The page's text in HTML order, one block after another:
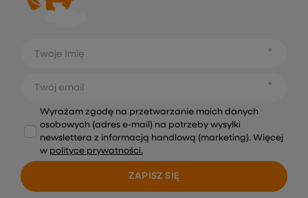
Twoje Imię
Twój email
Wyrażam zgodę na przetwarzanie moich danych
osobowych (adres e-mail) na potrzeby wysyłki
newslettera z informacją handlową (marketing). Więcej
w polityce prywatności.
ZAPISZ SIĘ